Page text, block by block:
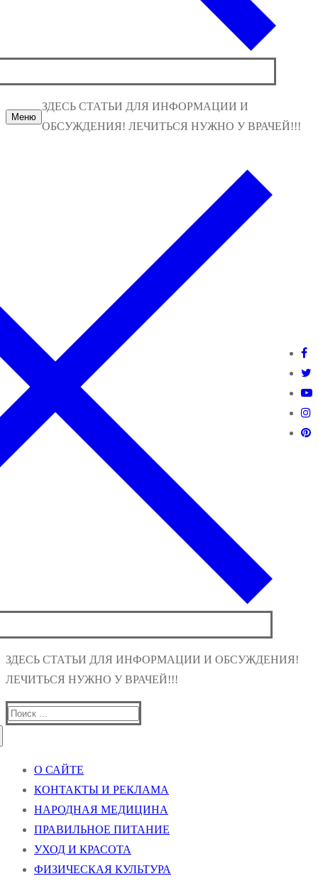
Меню
ЗДЕСЬ СТАТЬИ ДЛЯ ИНФОРМАЦИИ И
ОБСУЖДЕНИЯ! ЛЕЧИТЬСЯ НУЖНО У ВРАЧЕЙ!!!
ЗДЕСЬ СТАТЬИ ДЛЯ ИНФОРМАЦИИ И ОБСУЖДЕНИЯ!
ЛЕЧИТЬСЯ НУЖНО У ВРАЧЕЙ!!!
Найти:
О САЙТЕ
КОНТАКТЫ И РЕКЛАМА
НАРОДНАЯ МЕДИЦИНА
ПРАВИЛЬНОЕ ПИТАНИЕ
УХОД И КРАСОТА
ФИЗИЧЕСКАЯ КУЛЬТУРА